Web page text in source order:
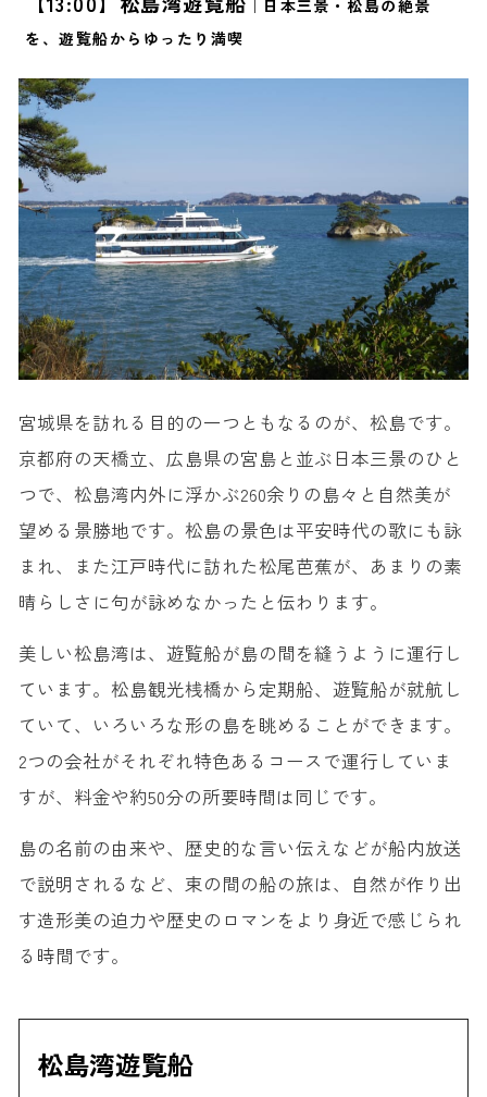
｜日本三景・松島の絶景
を、遊覧船からゆったり満喫
宮城県を訪れる目的の一つともなるのが、松島です。
京都府の天橋立、広島県の宮島と並ぶ日本三景のひと
つで、松島湾内外に浮かぶ260余りの島々と自然美が
望める景勝地です。松島の景色は平安時代の歌にも詠
まれ、また江戸時代に訪れた松尾芭蕉が、あまりの素
晴らしさに句が詠めなかったと伝わります。
美しい松島湾は、遊覧船が島の間を縫うように運行し
ています。松島観光桟橋から定期船、遊覧船が就航し
ていて、いろいろな形の島を眺めることができます。
2つの会社がそれぞれ特色あるコースで運行していま
すが、料金や約50分の所要時間は同じです。
島の名前の由来や、歴史的な言い伝えなどが船内放送
で説明されるなど、束の間の船の旅は、自然が作り出
す造形美の迫力や歴史のロマンをより身近で感じられ
る時間です。
松島湾遊覧船